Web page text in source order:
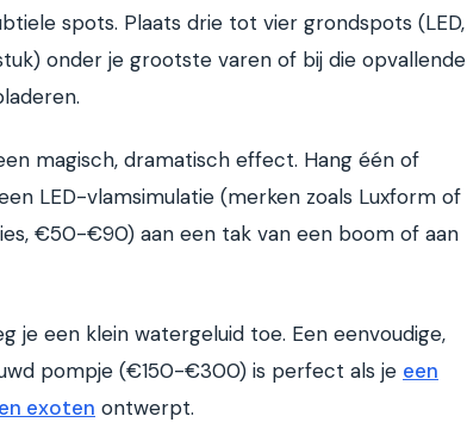
spots. Plaats drie tot vier grondspots (LED,
onder je grootste varen of bij die opvallende
magisch, dramatisch effect. Hang één of
LED-vlamsimulatie (merken zoals Luxform of
€50-€90) aan een tak van een boom of aan
je een klein watergeluid toe. Een eenvoudige,
pompje (€150-€300) is perfect als je een
exoten ontwerpt.